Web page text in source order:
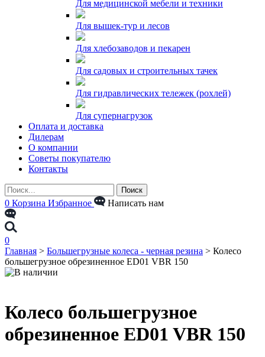
Для медицинской мебели и техники
Для вышек-тур и лесов
Для хлебозаводов и пекарен
Для садовых и строительных тачек
Для гидравлических тележек (рохлей)
Для супернагрузок
Оплата и доставка
Дилерам
О компании
Советы покупателю
Контакты
0 Корзина Избранное Написать нам
0
Главная > Большегрузные колеса - черная резина > Колесо
большегрузное обрезиненное ED01 VBR 150
Колесо большегрузное
обрезиненное ED01 VBR 150